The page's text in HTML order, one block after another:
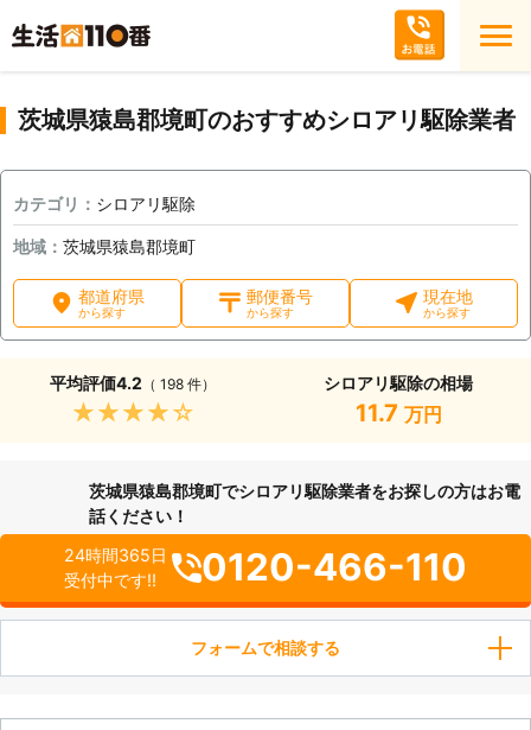
茨城県猿島郡境町のおすすめシロアリ駆除業者
カテゴリ： シロアリ駆除
地域： 茨城県猿島郡境町
都道府県
から探す
郵便番号
から探す
現在地
から探す
平均評価4.2 （ 198 件）
★★★★★
シロアリ駆除の相場
11.7 万円
茨城県猿島郡境町でシロアリ駆除業者をお探しの方はお電
話ください！
24時間365日
受付中です!!
0120-466-110
フォームで相談する